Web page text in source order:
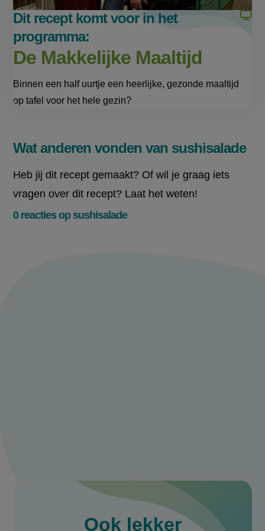
Dit recept komt voor in het
programma:
De Makkelijke Maaltijd
Binnen een half uurtje een heerlijke, gezonde maaltijd
op tafel voor het hele gezin?
Wat anderen vonden van sushisalade
Heb jij dit recept gemaakt? Of wil je graag iets
vragen over dit recept? Laat het weten!
0 reacties op sushisalade
Ook lekker